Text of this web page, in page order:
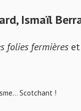
Ismaïl
folies fermières et
Scotchant !